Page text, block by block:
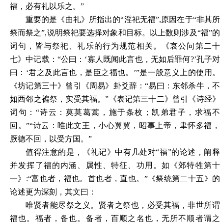
福，必有礼以乐之。”
重要的是《曲礼》所指出的“淫祀无福”,原因在于“非其所
祭而祭之”,说明祭祀要选择对象和目标。以上数则涉及“福”的
词句，皆与祭祀、礼乐的行为规范相关。《哀公问第二十
七》中记载：“公曰：‘寡人既闻此言也，无如后罪何?’孔子对
曰：‘君之及此言也，是臣之福也。’”是一般意义上的使用。
《坊记第三十》曾引《周易》卦爻辞：“易曰：东邻杀牛，不
如西邻之褊祭，实受其福。”《表记第三十二》曾引《诗经》
词句：“诗云：莫莫葛蒿，施于条枚；凯弟君子，求福不
回。”“诗云：唯此文王，小心翼翼，昭事上帝，聿怀多福，
厥德不回，以受方国。”
值得注意的是，《礼记》中有几处对“福”的论述，阐释
并发挥了福的内涵、属性、特征、功用。如《郊特牲第十
一》:“富也者，福也。首也者，直也。”《祭统第二十五》的
论述更为深刻，其文曰：
唯贤者能尽祭之义。贤者之祭也，必受其福，非世所谓
福也。福者，备也。备者，百顺之名也，无所不顺者谓之